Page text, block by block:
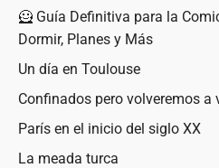
🦸 Guía Definitiva para la
Dormir, Planes y Más
Un día en Toulouse
Confinados pero volveremos a
París en el inicio del siglo XX
La meada turca